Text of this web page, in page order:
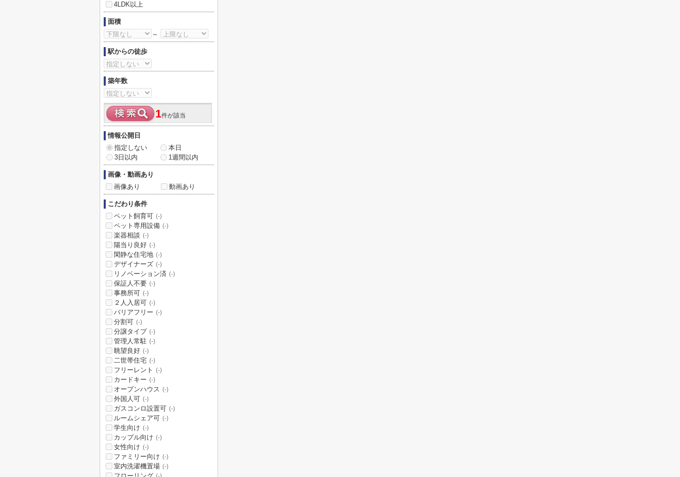
4LDK以上
面積
～
駅からの徒歩
築年数
1件が該当
情報公開日
指定しない
本日
3日以内
1週間以内
画像・動画あり
画像あり
動画あり
こだわり条件
ペット飼育可 (-)
ペット専用設備 (-)
楽器相談 (-)
陽当り良好 (-)
閑静な住宅地 (-)
デザイナーズ (-)
リノベーション済 (-)
保証人不要 (-)
事務所可 (-)
２人入居可 (-)
バリアフリー (-)
分割可 (-)
分譲タイプ (-)
管理人常駐 (-)
眺望良好 (-)
二世帯住宅 (-)
フリーレント (-)
カードキー (-)
オープンハウス (-)
外国人可 (-)
ガスコンロ設置可 (-)
ルームシェア可 (-)
学生向け (-)
カップル向け (-)
女性向け (-)
ファミリー向け (-)
室内洗濯機置場 (-)